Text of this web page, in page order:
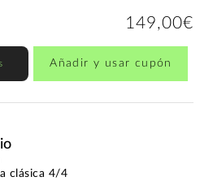
149,00€
Añadir y usar cupón
clásica 4/4